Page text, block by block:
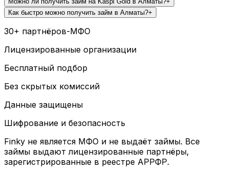
Как быстро можно получить займ в Алматы?+
30+ партнёров-МФО
Лицензированные организации
Бесплатный подбор
Без скрытых комиссий
Данные защищены
Шифрование и безопасность
Finky не является МФО и не выдаёт займы. Все
займы выдают лицензированные партнёры,
зарегистрированные в реестре АРРФР.